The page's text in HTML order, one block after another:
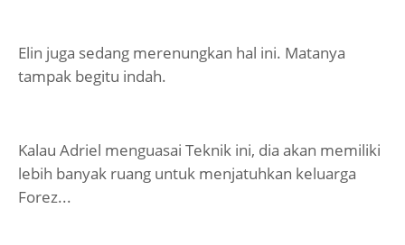
Elin juga sedang merenungkan hal ini. Matanya
tampak begitu indah.
Kalau Adriel menguasai Teknik ini, dia akan memiliki
lebih banyak ruang untuk menjatuhkan keluarga
Forez...